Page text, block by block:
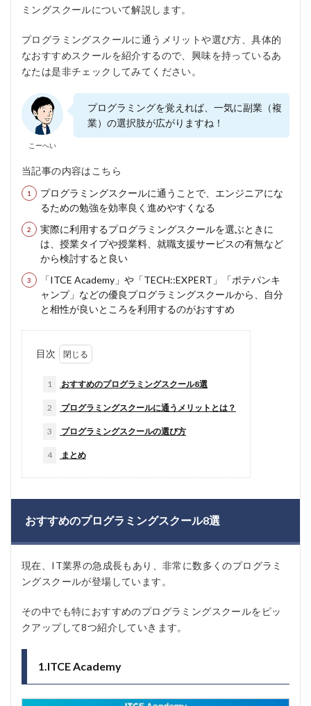
ミングスクールについて解説します。
プログラミングスクールに通うメリットや選び方、具体的
なおすすめスクールを紹介するので、興味を持っているあ
なたは是非チェックしてみてください。
こーへい
プログラミングを覚えれば、一気に副業（複
業）の選択肢が広がりますね！
当記事の内容はこちら
プログラミングスクールに通うことで、エンジニアにな
るための勉強を効率良く進めやすくなる
実際に利用するプログラミングスクールを選ぶときに
は、授業タイプや授業料、就職支援サービスの有無など
から検討すると良い
「ITCE Academy」や「TECH::EXPERT」「ポテパンキ
ャンプ」などの優良プログラミングスクールから、自分
と相性が良いところを利用するのがおすすめ
目次
1 おすすめのプログラミングスクール8選
2 プログラミングスクールに通うメリットとは？
3 プログラミングスクールの選び方
4 まとめ
おすすめのプログラミングスクール8選
現在、IT業界の急成長もあり、非常に数多くのプログラミ
ングスクールが登場しています。
その中でも特におすすめのプログラミングスクールをピッ
クアップして8つ紹介していきます。
1.ITCE Academy